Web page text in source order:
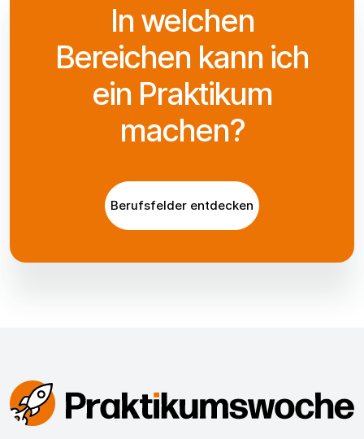
In welchen
Bereichen kann ich
ein Praktikum
machen?
Berufsfelder entdecken